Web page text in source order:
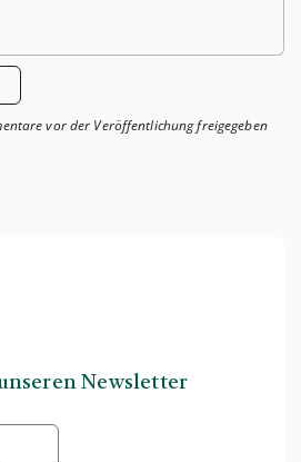
vor der Veröffentlichung freigegeben
Newsletter